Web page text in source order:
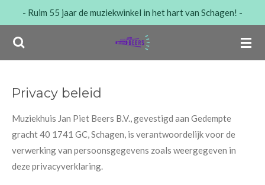
naar
de
- Ruim 55 jaar de muziekwinkel in het hart van Schagen! -
Privacy beleid
Muziekhuis Jan Piet Beers B.V., gevestigd aan Gedempte
gracht 40 1741 GC, Schagen, is verantwoordelijk voor de
verwerking van persoonsgegevens zoals weergegeven in
deze privacyverklaring.